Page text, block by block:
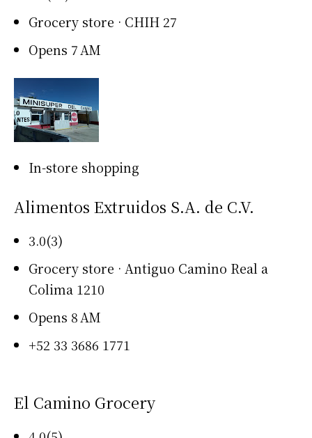
Grocery store · CHIH 27
Opens 7 AM
In-store shopping
Alimentos Extruidos S.A. de C.V.
3.0(3)
Grocery store · Antiguo Camino Real a
Colima 1210
Opens 8 AM
+52 33 3686 1771
El Camino Grocery